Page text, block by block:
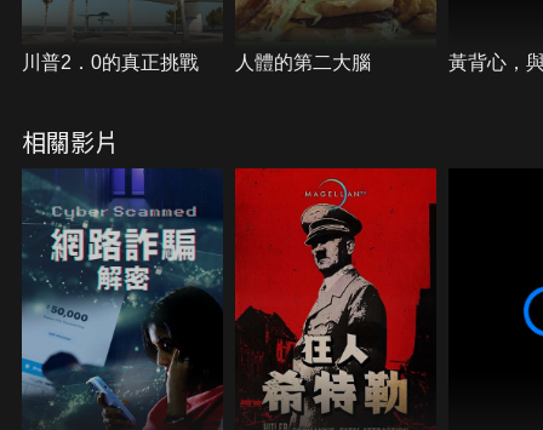
川普2．0的真正挑戰 人體的第二大腦 黃背心，
相關影片